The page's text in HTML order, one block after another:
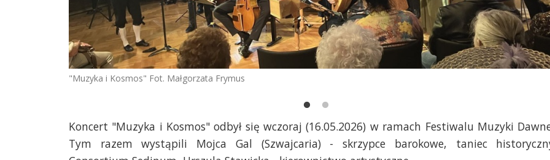
"Muzyka i Kosmos" Fot. Małgorzata Frymus
Koncert "Muzyka i Kosmos" odbył się wczoraj (16.05.2026) w ramach Festiwalu Muzyki
Tym razem wystąpili Mojca Gal (Szwajcaria) - skrzypce barokowe, taniec